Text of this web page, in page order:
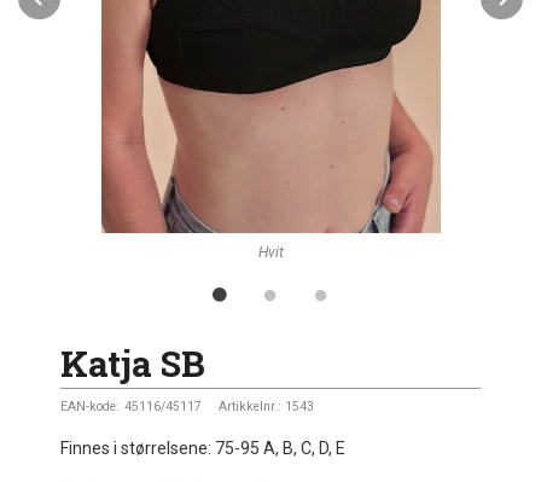
Hvit
Katja SB
EAN-kode: 45116/45117 Artikkelnr.: 1543
Finnes i størrelsene: 75-95 A, B, C, D, E